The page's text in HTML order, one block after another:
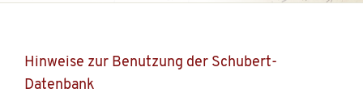
Hinweise zur Benutzung der Schubert-
Datenbank